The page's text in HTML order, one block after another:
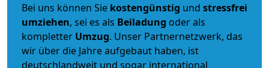
Bei uns können Sie kostengünstig und stressfrei
umziehen, sei es als Beiladung oder als
kompletter Umzug. Unser Partnernetzwerk, das
wir über die Jahre aufgebaut haben, ist
deutschlandweit und sogar international